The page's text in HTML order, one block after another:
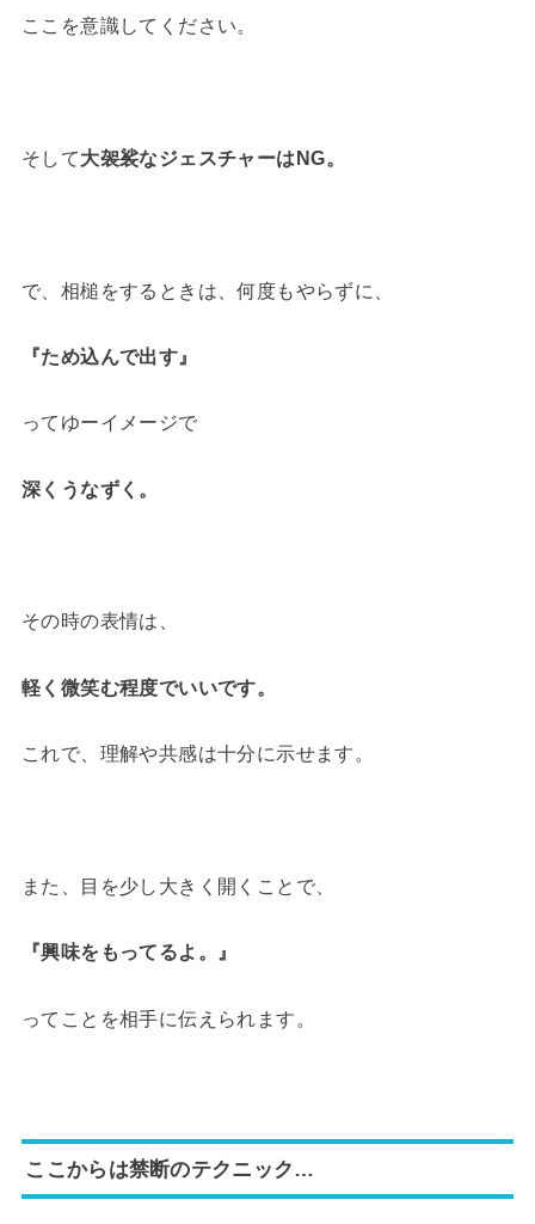
ここを意識してください。
そして大袈裟なジェスチャーはNG。
で、相槌をするときは、何度もやらずに、
『ため込んで出す』
ってゆーイメージで
深くうなずく。
その時の表情は、
軽く微笑む程度でいいです。
これで、理解や共感は十分に示せます。
また、目を少し大きく開くことで、
『興味をもってるよ。』
ってことを相手に伝えられます。
ここからは禁断のテクニック…